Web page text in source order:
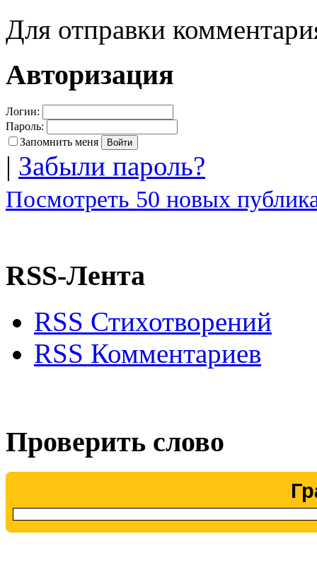
Для отправки
Авторизация
Логин:
Пароль:
Запомнить меня
| Забыли пароль?
Посмотреть 50 новых
RSS-Лента
RSS Стихотворений
RSS Комментариев
Проверить слово